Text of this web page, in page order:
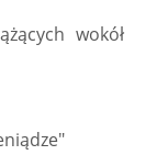
wokół